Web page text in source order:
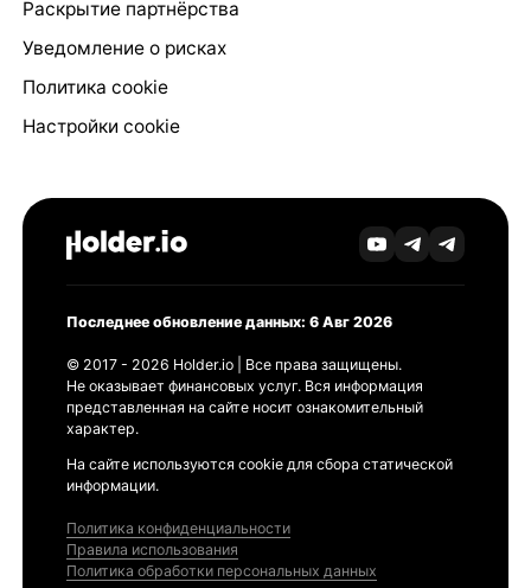
Раскрытие партнёрства
Уведомление о рисках
Политика cookie
Настройки cookie
Последнее обновление данных: 6 Авг 2026
© 2017 - 2026 Holder.io | Все права защищены.
Не оказывает финансовых услуг. Вся информация
представленная на сайте носит ознакомительный
характер.
На сайте используются cookie для сбора статической
информации.
Политика конфиденциальности
Правила использования
Политика обработки персональных данных